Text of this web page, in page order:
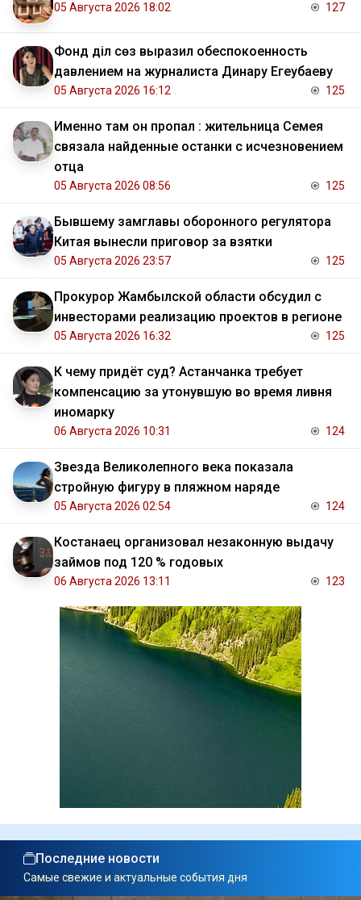
05 Августа 2026 18:02 127
Фонд Әділ сөз выразил обеспокоенность
давлением на журналиста Динару Егеубаеву
05 Августа 2026 16:12 125
Именно там он пропал : жительница Семея
связала найденные останки с исчезновением
отца
05 Августа 2026 08:56 125
Бывшему замглавы оборонного регулятора
Китая вынесли приговор за взятки
05 Августа 2026 23:57 125
Прокурор Жамбылской области обсудил с
инвесторами реализацию проектов в регионе
05 Августа 2026 16:32 125
К чему придёт суд? Астанчанка требует
компенсацию за утонувшую во время ливня
иномарку
06 Августа 2026 10:31 124
Звезда Великолепного века показала
стройную фигуру в пляжном наряде
05 Августа 2026 02:54 124
Костанаец организовал незаконную выдачу
займов под 120 % годовых
06 Августа 2026 13:11 123
Последние новости
Самые свежие и актуальные события дня